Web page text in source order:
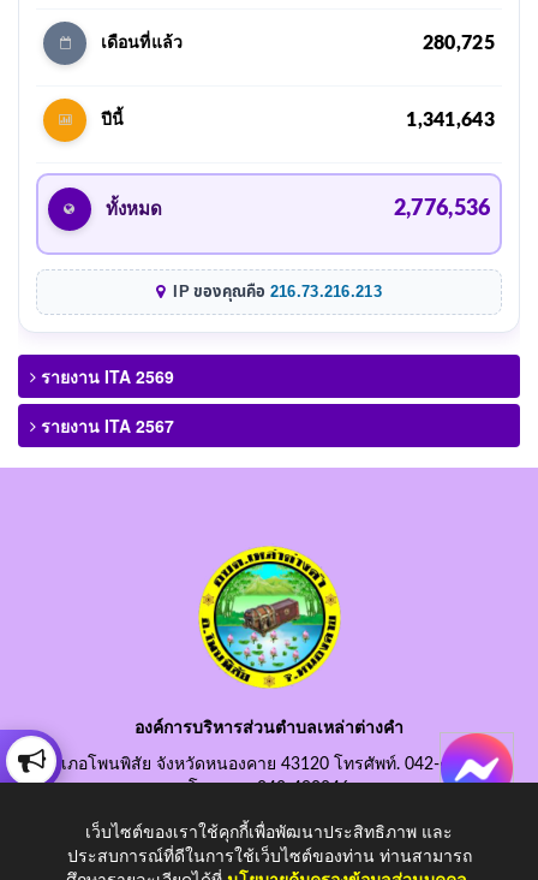
เดือนที่แล้ว 280,725
ปีนี้ 1,341,643
ทั้งหมด 2,776,536
IP ของคุณคือ 216.73.216.213
รายงาน ITA 2569
รายงาน ITA 2567
องค์การบริหารส่วนตำบลเหล่าต่างคำ
อำเภอโพนพิสัย จังหวัดหนองคาย 43120 โทรศัพท์. 042-490845
โทรสาร. 042-490846
อีเมลกลาง. saraban@laotangkham.go.th
เว็บไซต์ของเราใช้คุกกี้เพื่อพัฒนาประสิทธิภาพ และ
ประสบการณ์ที่ดีในการใช้เว็บไซต์ของท่าน ท่านสามารถ